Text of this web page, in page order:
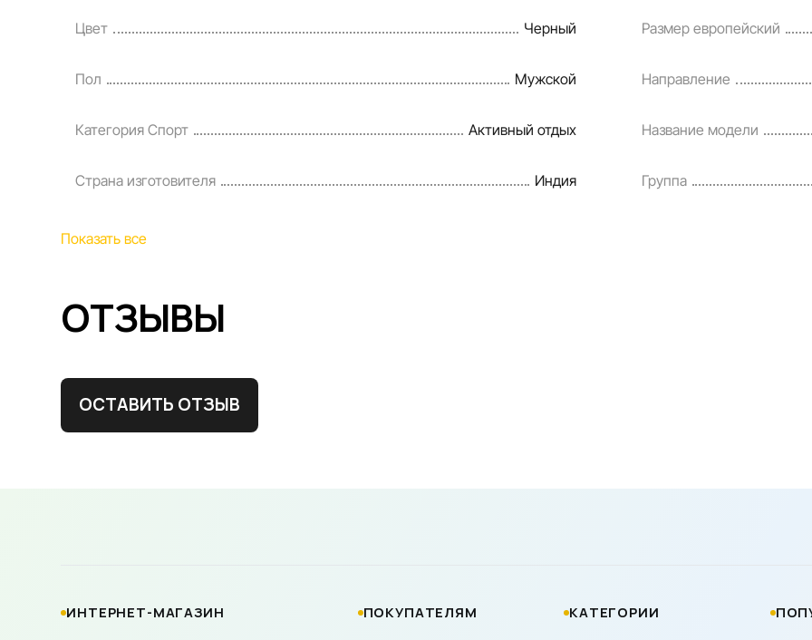
Наша команда регулярно
Цвет Черный Размер европейский
Пол Мужской Направление
Категория Спорт Активный отдых Название модели
Страна изготовителя Индия Группа
Показать все
ОТЗЫВЫ
ОСТАВИТЬ ОТЗЫВ
ИНТЕРНЕТ-МАГАЗИН ПОКУПАТЕЛЯМ КАТЕГОРИИ